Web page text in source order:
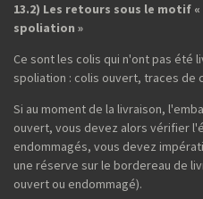
13.2) Les retours sous le motif
spoliation »
Ce sont les colis qui n'ont pas été
spoliation : colis ouvert, traces de
Si au moment de la livraison,
ouvert, vous devez alors vérifier
endommagés, vous devez
une réserve sur le bordereau de
ouvert ou endommagé).